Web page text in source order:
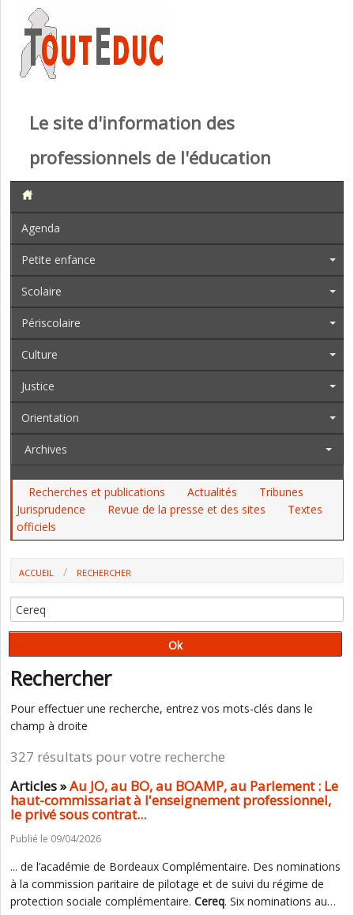
Le site d'information des
professionnels de l'éducation
Agenda
Petite enfance
Scolaire
Périscolaire
Culture
Justice
Orientation
Archives
Recherches et publications Actualités
Tribunes
Jurisprudence
Revue de la presse et des sites
Textes
officiels
ACCUEIL RECHERCHER
Rechercher
Pour effectuer une recherche, entrez vos mots-clés dans le
champ à droite
327 résultats pour votre recherche
Articles »Au JO, au BO, au BOAMP, au Parlement : Le
haut-commissariat à l'enseignement professionnel,
le privé sous contrat...
Publié le 09/04/2026
... de l’académie de Bordeaux Complémentaire. Des nominations
à la commission paritaire de pilotage et de suivi du régime de
protection sociale complémentaire. Cereq. Six nominations au…